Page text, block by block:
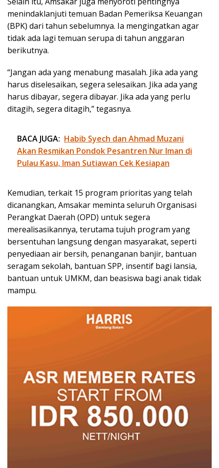
menindaklanjuti temuan Badan Pemeriksa Keuangan
(BPK) dari tahun sebelumnya. Ia mengingatkan agar
tidak ada lagi temuan serupa di tahun anggaran
berikutnya.
“Jangan ada yang menabung masalah. Jika ada yang
harus diselesaikan, segera selesaikan. Jika ada yang
harus dibayar, segera dibayar. Jika ada yang perlu
ditagih, segera ditagih,” tegasnya.
BACA JUGA: Habib Syech dan Ahmad Muzani
Akan Resmikan Pondok Pesantren Nur Iman di
Pulau Kasu, Iman Sutiawan Cek Kesiapan
Kemudian, terkait 15 program prioritas yang telah
dicanangkan, Amsakar meminta seluruh Organisasi
Perangkat Daerah (OPD) untuk segera
merealisasikannya, terutama tujuh program yang
bersentuhan langsung dengan masyarakat, seperti
penyediaan air bersih, penanganan banjir, bantuan
seragam sekolah, bantuan SPP, insentif bagi lansia,
bantuan untuk UMKM, dan beasiswa bagi anak tidak
mampu.